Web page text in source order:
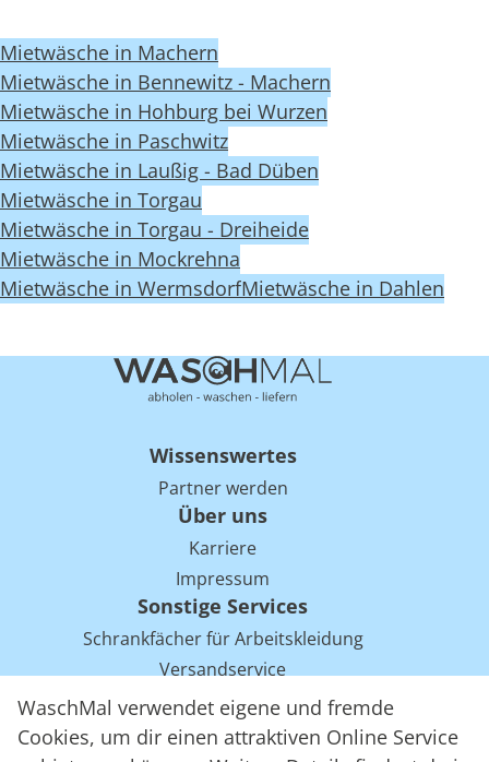
WaschMal verwendet eigene und fremde
Cookies, um dir einen attraktiven Online Service
Mietwäsche in Machern
Mietwäsche in Bennewitz - Machern
Mietwäsche in Hohburg bei Wurzen
Mietwäsche in Paschwitz
Mietwäsche in Laußig - Bad Düben
Mietwäsche in Torgau
Mietwäsche in Torgau - Dreiheide
Mietwäsche in Mockrehna
Mietwäsche in WermsdorfMietwäsche in Dahlen
Wissenswertes
Partner werden
Über uns
Karriere
Impressum
Sonstige Services
Schrankfächer für Arbeitskleidung
Versandservice
Einsparpotentiale für Mietwäsche bei Arbeitskleidung
Arbeitskleidung Tracking mit RFID